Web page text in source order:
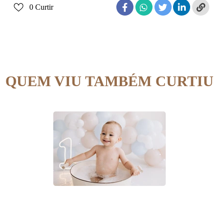
0 Curtir
QUEM VIU TAMBÉM CURTIU